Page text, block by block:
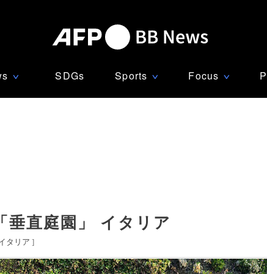
∨ SDGs Sports ∨ Focus ∨
垂直庭園」 イタリア
タリア ]